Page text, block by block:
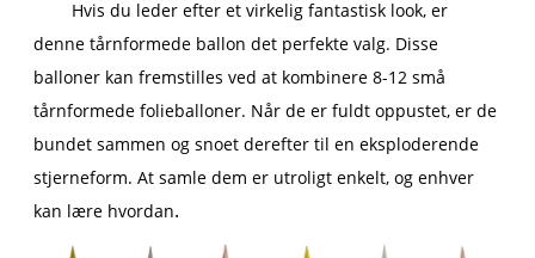
Hvis du leder efter et virkelig fantastisk look, er
denne tårnformede ballon det perfekte valg. Disse
balloner kan fremstilles ved at kombinere 8-12 små
tårnformede folieballoner. Når de er fuldt oppustet, er de
bundet sammen og snoet derefter til en eksploderende
stjerneform. At samle dem er utroligt enkelt, og enhver
kan lære hvordan.